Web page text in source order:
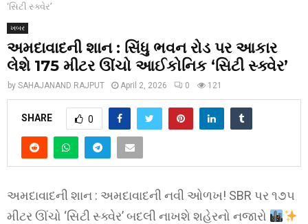
‘સિટી સ્ક્વેર’
ખબર
અમદાવાદની શાન : સિંધુ ભવન રોડ પર આકાર
લેશે 175 મીટર ઊંચો આઈકોનિક ‘સિટી સ્ક્વેર’
by SAHAJANAND RAJPUT April 2, 2026 0 121
SHARE 0
અમદાવાદની શાન : અમદાવાદની નવી ઓળખ! SBR પર ૧૭૫
મીટર ઊંચો ‘સિટી સ્ક્વેર’ બદલી નાખશે શહેરનો નજારો